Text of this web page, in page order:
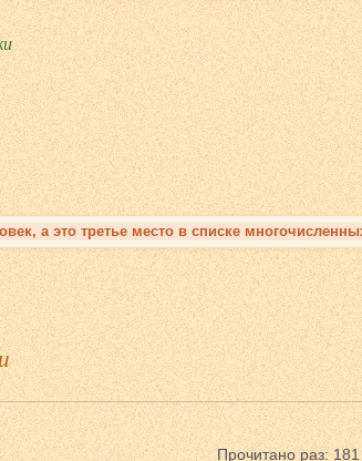
а это третье место в списке
Прочитано раз: 181